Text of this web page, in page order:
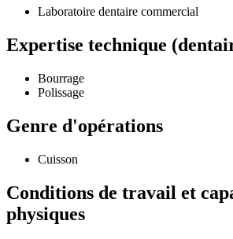
Laboratoire dentaire commercial
Expertise technique
Bourrage
Polissage
Genre d'opérations
Cuisson
Conditions de travail et
physiques